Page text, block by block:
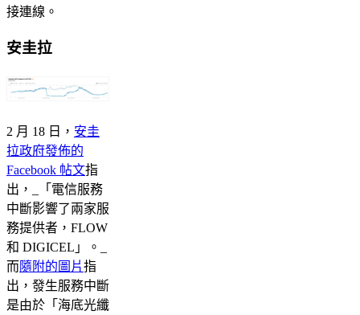
接連線。
安圭拉
2 月 18 日， 安圭
拉政府發佈的
Facebook 帖文指
出，_「電信服務
中斷影響了兩家服
務提供者，FLOW
和 DIGICEL」。_
而隨附的圖片指
出，發生服務中斷
是由於「海底光纖